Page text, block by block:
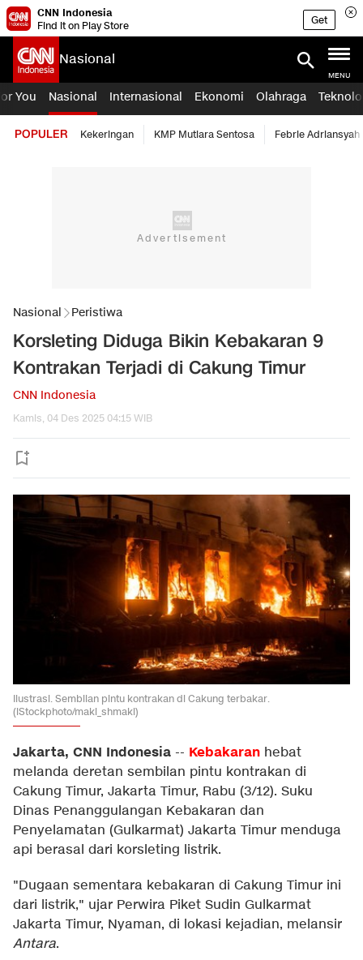
CNN Indonesia
Find it on Play Store
Get
Nasional
MENU
You Nasional Internasional Ekonomi Olahraga
POPULER Kekeringan KMP Mutiara Sentosa Febrie Adriansyah
Nasional Peristiwa
Korsleting Diduga Bikin Kebakaran 9
Kontrakan Terjadi di Cakung Timur
CNN Indonesia
Kamis, 04 Des 2025 04:15 WIB
Ilustrasi. Sembilan pintu kontrakan di Cakung terbakar.
(iStockphoto/maki_shmaki)
Jakarta, CNN Indonesia -- Kebakaran hebat
melanda deretan sembilan pintu kontrakan di
Cakung Timur, Jakarta Timur, Rabu (3/12). Suku
Dinas Penanggulangan Kebakaran dan
Penyelamatan (Gulkarmat) Jakarta Timur menduga
api berasal dari korsleting listrik.
"Dugaan sementara kebakaran di Cakung Timur ini
dari listrik," ujar Perwira Piket Sudin Gulkarmat
Jakarta Timur, Nyaman, di lokasi kejadian, melansir
Antara.